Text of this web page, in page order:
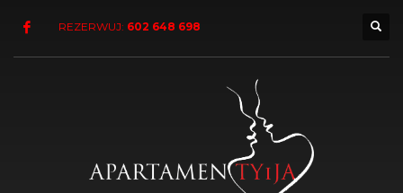
REZERWUJ: 602 648 698